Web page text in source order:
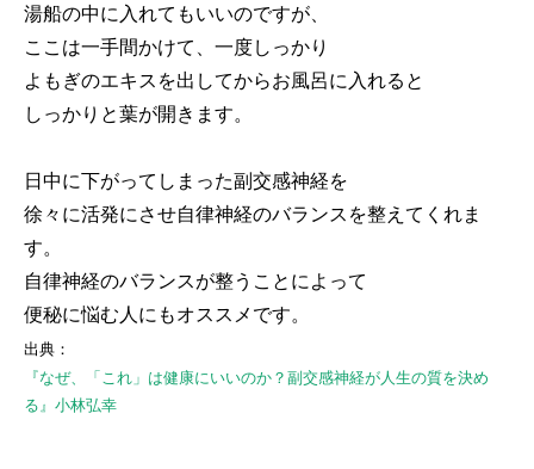
湯船の中に入れてもいいのですが、
ここは一手間かけて、一度しっかり
よもぎのエキスを出してからお風呂に入れると
しっかりと葉が開きます。
日中に下がってしまった副交感神経を
徐々に活発にさせ自律神経のバランスを整えてくれま
す。
自律神経のバランスが整うことによって
便秘に悩む人にもオススメです。
出典：
『なぜ、「これ」は健康にいいのか？副交感神経が人生の質を決め
る』小林弘幸